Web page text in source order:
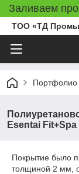
Заливаем
ТОО «ТД
Портфолио
Esentai Fit+Spa
Покрытие было
толщиной 2 мм,